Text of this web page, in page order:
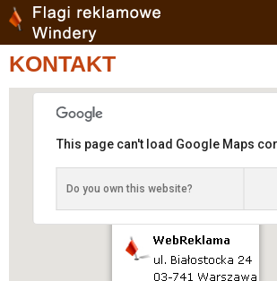
KONTAKT
This page can't load Google Maps
Do you own this website?